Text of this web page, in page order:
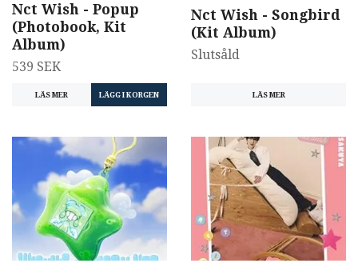
Nct Wish - Popup
(Photobook, Kit
Album)
539 SEK
LÄS MER
Nct Wish - Songbird
(Kit Album)
Slutsåld
LÄS MER